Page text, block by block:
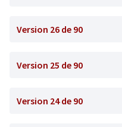
Version 26 de 90
Version 25 de 90
Version 24 de 90